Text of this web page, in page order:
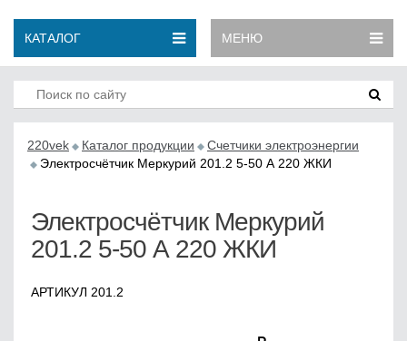
КАТАЛОГ МЕНЮ
220vek Каталог продукции
Счетчики электроэнергии
Электросчётчик Меркурий 201.2 5-50 А 220 ЖКИ
Электросчётчик Меркурий
201.2 5-50 А 220 ЖКИ
АРТИКУЛ 201.2